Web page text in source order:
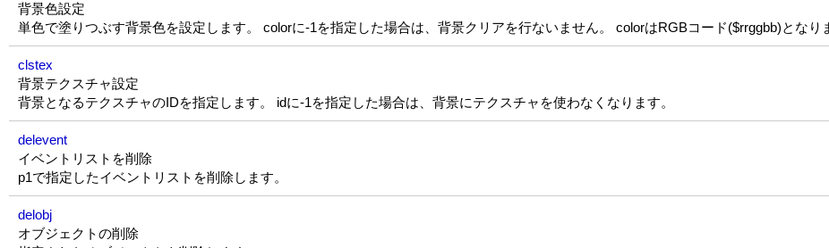
背景色設定
単色で塗りつぶす背景色を設定します。 colorに-1を指定した場合は、背景クリアを行ないません。 colorはRGBコード($rrggbb)となり
clstex
背景テクスチャ設定
背景となるテクスチャのIDを指定します。 idに-1を指定した場合は、背景にテクスチャを使わなくなります。
delevent
イベントリストを削除
p1で指定したイベントリストを削除します。
delobj
オブジェクトの削除